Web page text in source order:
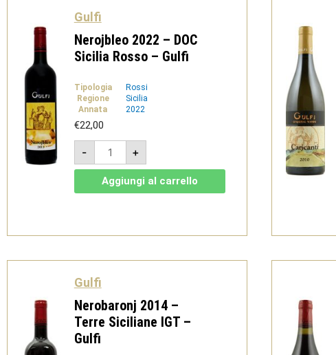
Gulfi
Nerojbleo 2022 – DOC
Sicilia Rosso – Gulfi
Tipologia
Rossi
Regione
Sicilia
Annata
2022
€22,00
-
Nerojbleo
2022
-
DOC
Sicilia
Rosso
+
Aggiungi al carrello
Gulfi
Nerobaronj 2014 –
Terre Siciliane IGT –
Gulfi